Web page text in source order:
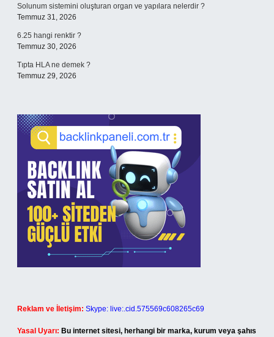
Solunum sistemini oluşturan organ ve yapılara nelerdir ?
Temmuz 31, 2026
6.25 hangi renktir ?
Temmuz 30, 2026
Tıpta HLA ne demek ?
Temmuz 29, 2026
Reklam ve İletişim: Skype: live:.cid.575569c608265c69
Yasal Uyarı: Bu internet sitesi, herhangi bir marka, kurum veya şahıs